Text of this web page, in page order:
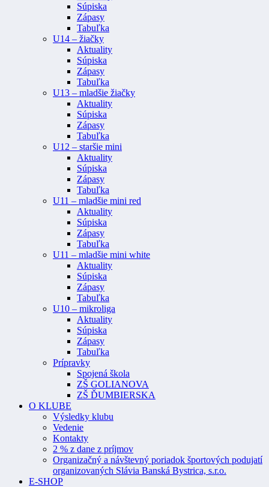
Súpiska
Zápasy
Tabuľka
U14 – žiačky
Aktuality
Súpiska
Zápasy
Tabuľka
U13 – mladšie žiačky
Aktuality
Súpiska
Zápasy
Tabuľka
U12 – staršie mini
Aktuality
Súpiska
Zápasy
Tabuľka
U11 – mladšie mini red
Aktuality
Súpiska
Zápasy
Tabuľka
U11 – mladšie mini white
Aktuality
Súpiska
Zápasy
Tabuľka
U10 – mikroliga
Aktuality
Súpiska
Zápasy
Tabuľka
Prípravky
Spojená škola
ZŠ GOLIANOVA
ZŠ ĎUMBIERSKA
O KLUBE
Výsledky klubu
Vedenie
Kontakty
2 % z dane z príjmov
Organizačný a návštevný poriadok športových podujatí
organizovaných Slávia Banská Bystrica, s.r.o.
E-SHOP